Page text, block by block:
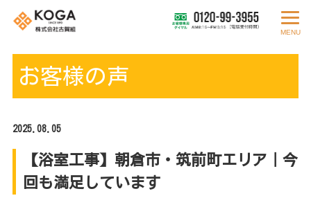
MENU
お客様の声
2025.08.05
【浴室工事】朝倉市・筑前町エリア｜今
回も満足しています